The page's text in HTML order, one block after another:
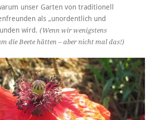
unser Garten von traditionell
als „unordentlich und
wird. (Wenn wir wenigstens
die Beete hätten – aber nicht mal das!)